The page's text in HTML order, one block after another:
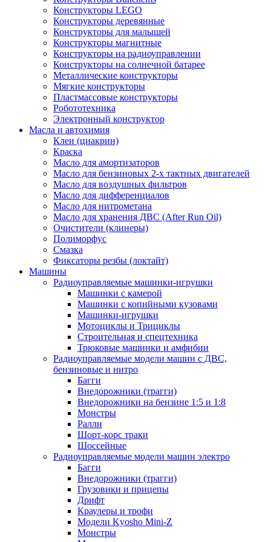
Конструкторы LEGO
Конструкторы деревянные
Конструкторы для малышей
Конструкторы магнитные
Конструкторы на радиоуправлении
Конструкторы на солнечной батарее
Металлические конструкторы
Мягкие конструкторы
Пластмассовые конструкторы
Робототехника
Электронный конструктор
Масла и автохимия
Клеи (циакрин)
Краска
Масло для амортизаторов
Масло для бензиновых 2-х тактных двигателей
Масло для воздушных фильтров
Масло для дифференциалов
Масло для нитрометана
Масло для хранения ДВС (After Run Oil)
Очистители (клинеры)
Полиморфус
Смазка
Фиксаторы резбы (локтайт)
Машины
Радиоуправляемые машинки-игрушки
Машинки с камерой
Машинки с копийными кузовами
Машинки-игрушки
Мотоциклы и Трициклы
Строительная и спецтехника
Трюковые машинки и амфибии
Радиоуправляемые модели машин с ДВС,
бензиновые и нитро
Багги
Внедорожники (трагги)
Внедорожники на бензине 1:5 и 1:8
Монстры
Ралли
Шорт-корс траки
Шоссейные
Радиоуправляемые модели машин электро
Багги
Внедорожники (трагги)
Грузовики и прицепы
Дрифт
Краулеры и трофи
Модели Kyosho Mini-Z
Монстры